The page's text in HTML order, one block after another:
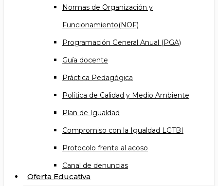
Normas de Organización y
Funcionamiento(NOF)
Programación General Anual (PGA)
Guía docente
Práctica Pedagógica
Política de Calidad y Medio Ambiente
Plan de Igualdad
Compromiso con la Igualdad LGTBI
Protocolo frente al acoso
Canal de denuncias
Oferta Educativa